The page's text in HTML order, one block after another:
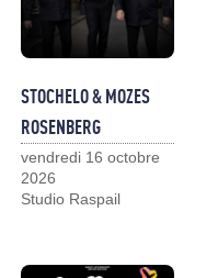
STOCHELO & MOZES
ROSENBERG
vendredi 16 octobre
2026
Studio Raspail